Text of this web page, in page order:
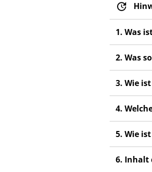
1. Was
2. Was
3. Wie
4.
5. Wie
6. Inhalt